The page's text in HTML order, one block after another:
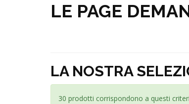
LE PAGE
LA NOSTRA
30 prodotti corrispondono a questi criteri